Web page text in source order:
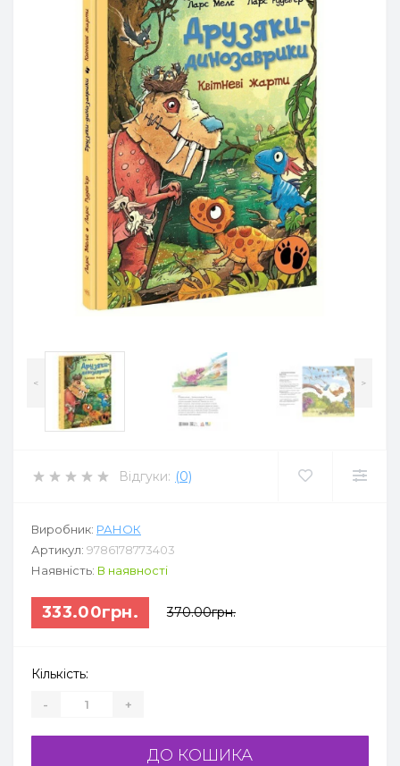
< >
Відгуки: (0)
Виробник: РАНОК
Артикул: 9786178773403
Наявність: В наявності
333.00грн. 370.00грн.
Кількість:
- +
ДО КОШИКА